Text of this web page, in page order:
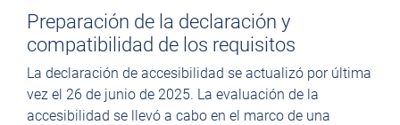
Preparación de la declaración y
compatibilidad de los requisitos
La declaración de accesibilidad se actualizó por última
vez el 26 de junio de 2025. La evaluación de la
accesibilidad se llevó a cabo en el marco de una